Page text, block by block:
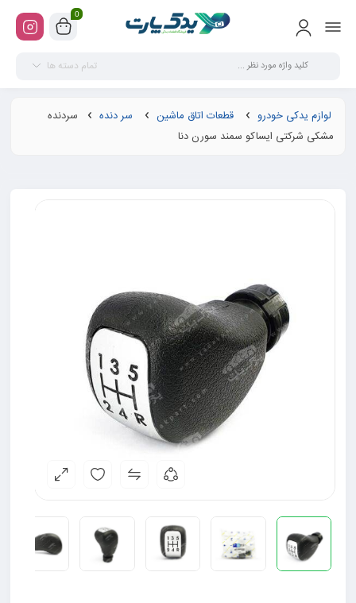
0
تمام دسته ها
لوازم یدکی خودرو قطعات اتاق ماشین سر دنده
سردنده
مشکی شرکتی ایساکو سمند سورن دنا